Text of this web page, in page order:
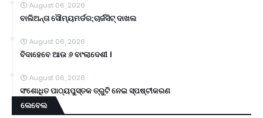
August 06, 2026
ବାଲିଅନ୍ତା ସୌମ୍ୟମର୍ଡର;ଚାର୍ଜସିଟ୍ ଦାଖଲ
August 06, 2026
ବିଦାହେବେ ଆଉ ୬ ବାଂଲାଦେଶୀ ।
August 06, 2026
ସଂଶୋଧିତ ପାଠ୍ୟପୁସ୍ତକ ତ୍ରୁଟି ନେଇ ସ୍ପଷ୍ଟୀକରଣ
ଲେବେଲ